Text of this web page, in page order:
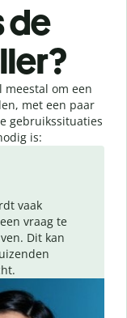
de
om een
met een paar
gebruikssituaties
is:
vaak
vraag te
Dit kan